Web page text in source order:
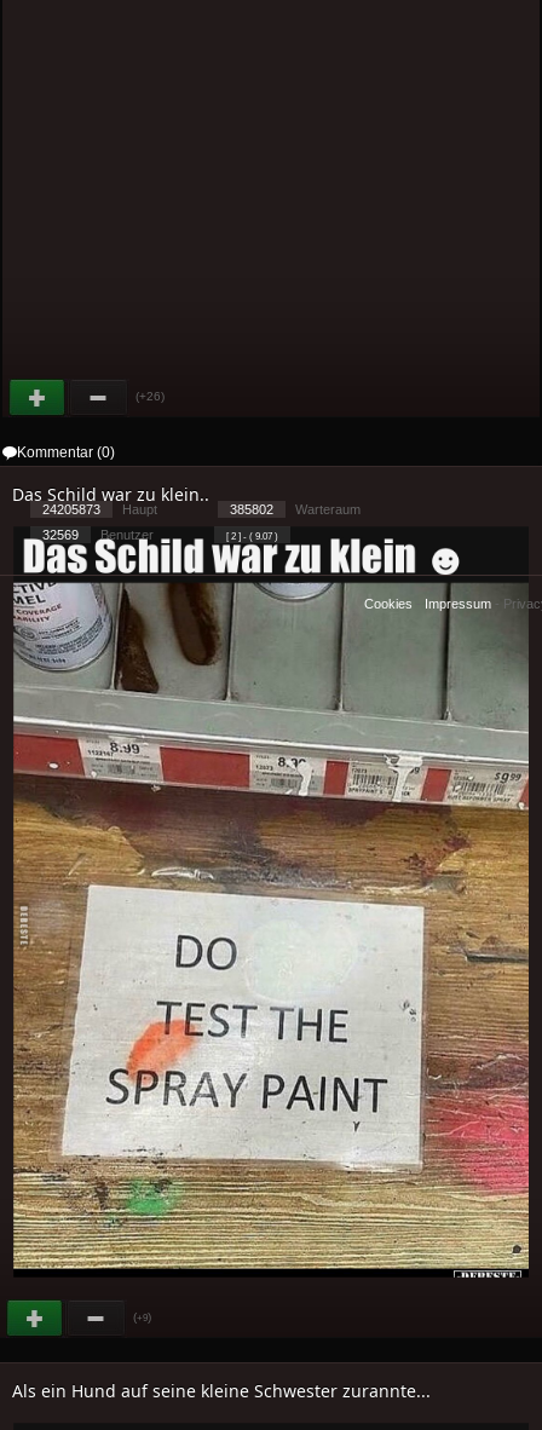
(+26)
Kommentar (0)
Das Schild war zu klein..
(+9)
Als ein Hund auf seine kleine Schwester zurannte...
24205873 Haupt 385802
Warteraum
32569
Benutzer [ 2 ] - ( 9.07 )
Cookies Impressum -